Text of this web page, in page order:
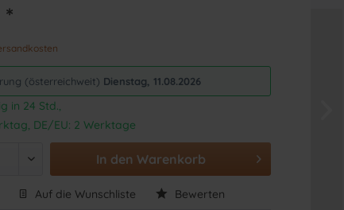
(österreichweit) Dienstag, 11.08.2026
in 24 Std.,
DE/EU: 2 Werktage
In den Warenkorb
Auf die Wunschliste Bewerten